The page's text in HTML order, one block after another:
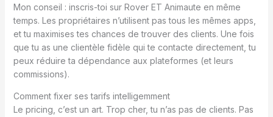
Mon conseil : inscris-toi sur Rover ET Animaute en même
temps. Les propriétaires n’utilisent pas tous les mêmes apps,
et tu maximises tes chances de trouver des clients. Une fois
que tu as une clientèle fidèle qui te contacte directement, tu
peux réduire ta dépendance aux plateformes (et leurs
commissions).
Comment fixer ses tarifs intelligemment
Le pricing, c’est un art. Trop cher, tu n’as pas de clients. Pas